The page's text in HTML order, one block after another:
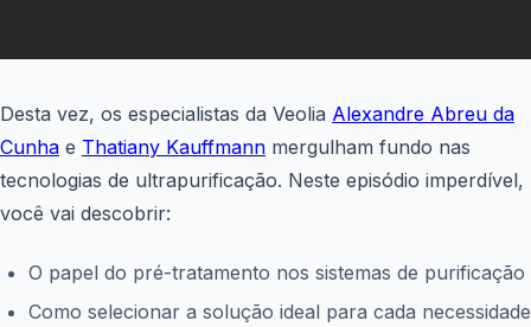
Desta vez, os especialistas da Veolia Alexandre Abreu da
Cunha e Thatiany Kauffmann mergulham fundo nas
tecnologias de ultrapurificação. Neste episódio imperdível,
você vai descobrir:
O papel do pré-tratamento nos sistemas de purificação
Como selecionar a solução ideal para cada necessidade